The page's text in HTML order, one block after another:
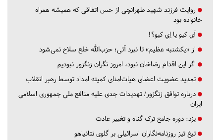
روایت فرزند شهید طهرانچی از حس اتفاقی که همیشه همراه
خانواده بود
آي كيو يا اِي كيو؟!
از «یکشنبه عظیم» تا نبرد آتی؛ حزب‌الله خلع سلاح نمی‌شود
اگر این اقدام رضاخان نبود، امروز نگران زنگزور نبودیم
تمدید عضویت اعضای هیات‌امنای کمیته امداد توسط رهبر انقلاب
درباره توافق زنگزور/ تهدیدات جدی علیه منافع ملی جمهوری اسلامی
ایران
یزد: دوره جامع ترک گناه و تغییر عادت
تیغ تیز روزنامه‌نگاران اسرائیلی بر گلوی نتانیاهو